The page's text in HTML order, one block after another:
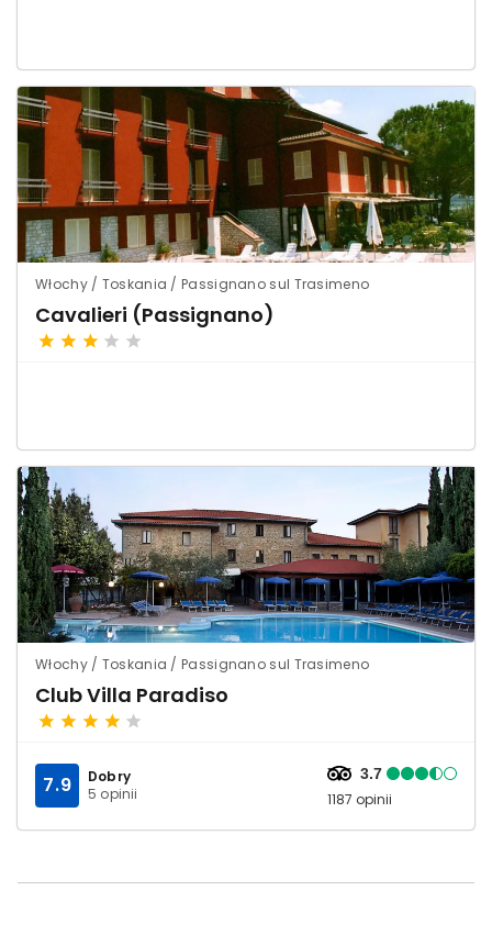
Włochy / Toskania / Passignano sul Trasimeno
Cavalieri (Passignano)
Włochy / Toskania / Passignano sul Trasimeno
Club Villa Paradiso
Dobry
5 opinii
7.9 3.7
1187 opinii